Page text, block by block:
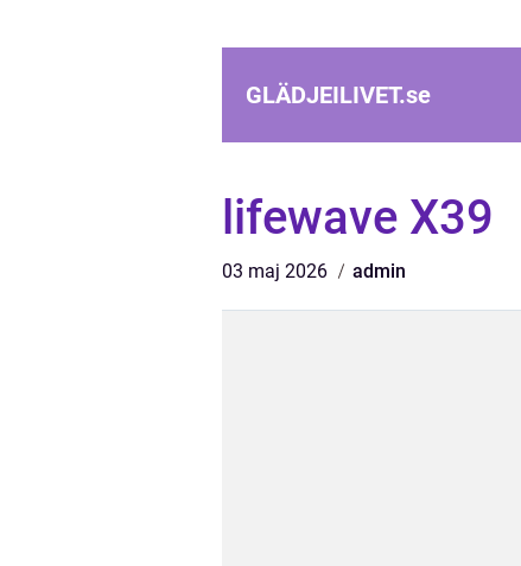
GLÄDJEILIVET.se
lifewave X39
03 maj 2026 admin